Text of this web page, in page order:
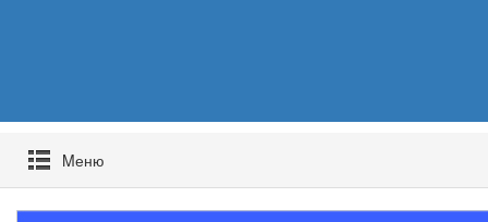
Mеню